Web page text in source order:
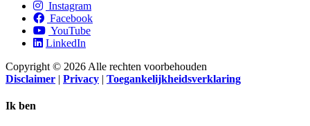
Instagram
Facebook
YouTube
LinkedIn
Copyright © 2026 Alle rechten voorbehouden
Disclaimer | Privacy | Toegankelijkheidsverklaring
Ik ben